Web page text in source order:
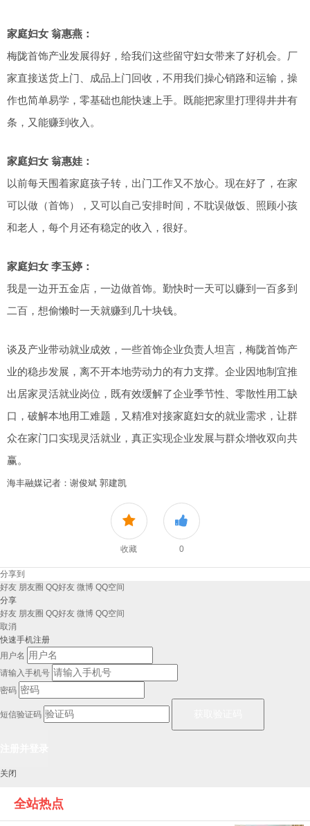
家庭妇女 翁惠燕：
梅陇首饰产业发展得好，给我们这些留守妇女带来了好机会。厂
家直接送货上门、成品上门回收，不用我们操心销路和运输，操
作也简单易学，零基础也能快速上手。既能把家里打理得井井有
条，又能赚到收入。
家庭妇女 翁惠娃：
以前每天围着家庭孩子转，出门工作又不放心。现在好了，在家
可以做（首饰），又可以自己安排时间，不耽误做饭、照顾小孩
和老人，每个月还有稳定的收入，很好。
家庭妇女 李玉婷：
我是一边开五金店，一边做首饰。勤快时一天可以赚到一百多到
二百，想偷懒时一天就赚到几十块钱。
谈及产业带动就业成效，一些首饰企业负责人坦言，梅陇首饰产
业的稳步发展，离不开本地劳动力的有力支撑。企业因地制宜推
出居家灵活就业岗位，既有效缓解了企业季节性、零散性用工缺
口，破解本地用工难题，又精准对接家庭妇女的就业需求，让群
众在家门口实现灵活就业，真正实现企业发展与群众增收双向共
赢。
海丰融媒记者：谢俊斌 郭建凯
收藏 0
分享到
好友 朋友圈 QQ好友 微博 QQ空间
分享
好友 朋友圈 QQ好友 微博 QQ空间
取消
快速手机注册
用户名
请输入手机号
密码
短信验证码
关闭
全站热点